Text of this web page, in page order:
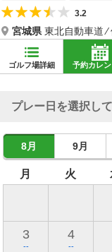
3.2
宮城県東北自動車道
ゴルフ場詳細 予約カレ
プレー日を選択し
8月 9月
月 火
3
--
4
--